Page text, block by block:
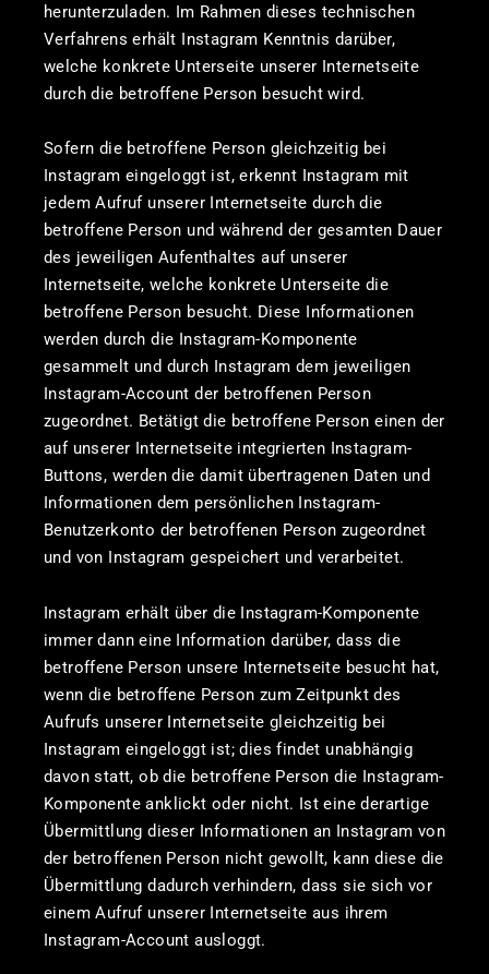
herunterzuladen. Im Rahmen dieses technischen
Verfahrens erhält Instagram Kenntnis darüber,
welche konkrete Unterseite unserer Internetseite
durch die betroffene Person besucht wird.
Sofern die betroffene Person gleichzeitig bei
Instagram eingeloggt ist, erkennt Instagram mit
jedem Aufruf unserer Internetseite durch die
betroffene Person und während der gesamten Dauer
des jeweiligen Aufenthaltes auf unserer
Internetseite, welche konkrete Unterseite die
betroffene Person besucht. Diese Informationen
werden durch die Instagram-Komponente
gesammelt und durch Instagram dem jeweiligen
Instagram-Account der betroffenen Person
zugeordnet. Betätigt die betroffene Person einen der
auf unserer Internetseite integrierten Instagram-
Buttons, werden die damit übertragenen Daten und
Informationen dem persönlichen Instagram-
Benutzerkonto der betroffenen Person zugeordnet
und von Instagram gespeichert und verarbeitet.
Instagram erhält über die Instagram-Komponente
immer dann eine Information darüber, dass die
betroffene Person unsere Internetseite besucht hat,
wenn die betroffene Person zum Zeitpunkt des
Aufrufs unserer Internetseite gleichzeitig bei
Instagram eingeloggt ist; dies findet unabhängig
davon statt, ob die betroffene Person die Instagram-
Komponente anklickt oder nicht. Ist eine derartige
Übermittlung dieser Informationen an Instagram von
der betroffenen Person nicht gewollt, kann diese die
Übermittlung dadurch verhindern, dass sie sich vor
einem Aufruf unserer Internetseite aus ihrem
Instagram-Account ausloggt.